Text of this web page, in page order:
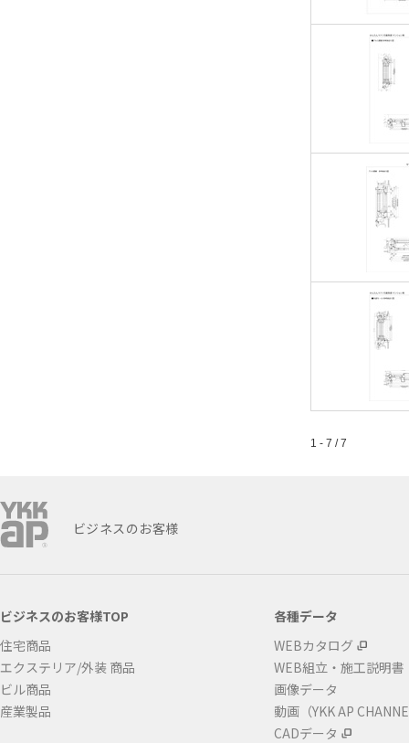
1 - 7 / 7
ビジネスのお客様
ビジネスのお客様TOP
住宅商品
エクステリア/外装 商品
ビル商品
産業製品
各種データ
WEBカタログ
WEB組立・施工説明書
画像データ
動画（YKK AP
CADデータ